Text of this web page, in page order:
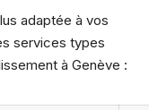
adaptée à vos
services types
à Genève :